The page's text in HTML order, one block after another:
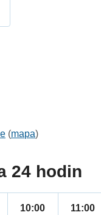
(mapa)
24 hodin
10:00 11:00